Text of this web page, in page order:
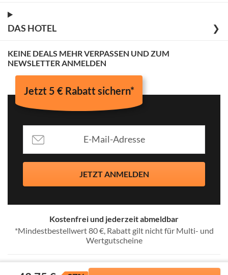
DAS HOTEL ❯
KEINE DEALS MEHR VERPASSEN UND ZUM
NEWSLETTER ANMELDEN
Jetzt 5 € Rabatt sichern*
JETZT ANMELDEN
Kostenfrei und jederzeit abmeldbar
*Mindestbestellwert 80 €, Rabatt gilt nicht für Multi- und
Wertgutscheine